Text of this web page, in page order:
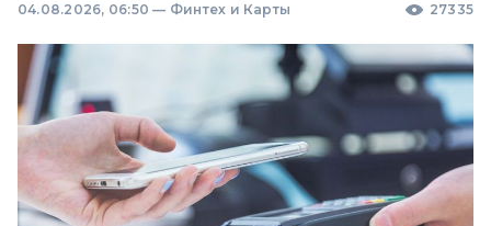
04.08.2026, 06:50 — Финтех и Карты 27335